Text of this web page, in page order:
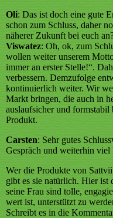
Oli: Das ist doch eine gute
schon zum Schluss, daher
näherer Zukunft bei euch
Viswatez: Oh, ok, zum
wollen weiter unserem
immer an erster Stelle!“.
verbessern. Demzufolge
kontinuierlich weiter. Wir
Markt bringen, die auch in
auslaufsicher und formstabil
Produkt.
Carsten: Sehr gutes
Gespräch und weiterhin viel
Wer die Produkte von
gibt es sie natürlich. Hier ist
seine Frau sind tolle,
wert ist, unterstützt zu
Schreibt es in die